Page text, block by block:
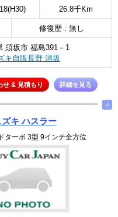
26.8千Km
修復歴 : 無し
須坂市 福島391－1
キ自販長野 須坂
せ & 見積もり 詳細を見る
∧
ズキ ハスラー
ターボ 3型 9インチ全方位